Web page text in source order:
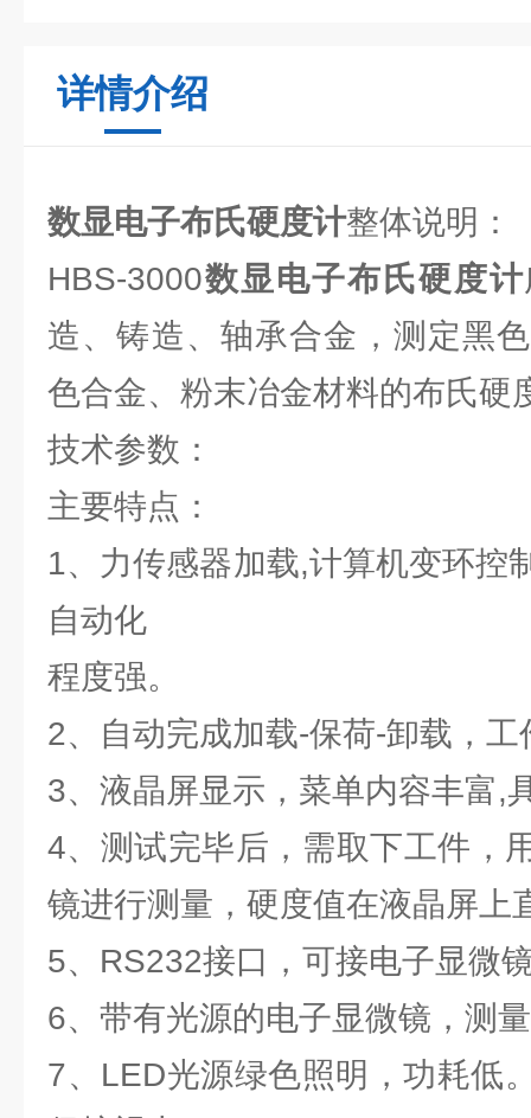
详情介绍
数显电子布氏硬度计整体说明：
HBS-3000数显电子布氏硬度计
造、铸造、轴承合金，测定黑
色合金、粉末冶金材料的布氏硬
技术参数：
主要特点：
1、力传感器加载,计算机变环控
自动化
程度强。
2、自动完成加载-保荷-卸载，
3、液晶屏显示，菜单内容丰富,
4、测试完毕后，需取下工件，
镜进行测量，硬度值在液晶屏上
5、RS232接口，可接电子显微
6、带有光源的电子显微镜，测
7、LED光源绿色照明，功耗低